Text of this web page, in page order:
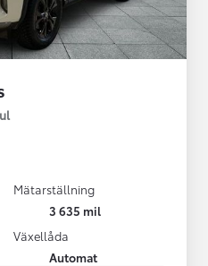
Mätarställning
3 635 mil
Växellåda
Automat